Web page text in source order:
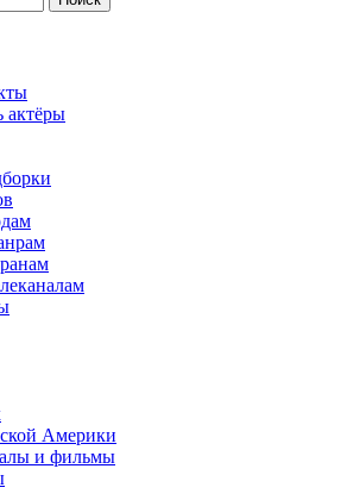
актёры
Америки
и фильмы